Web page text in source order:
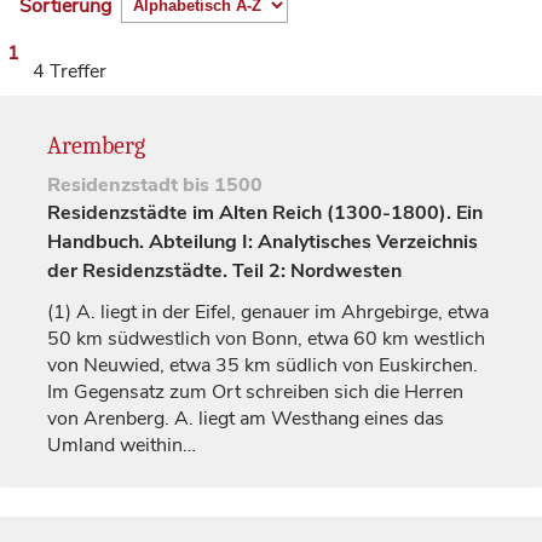
Sortierung
1
4 Treffer
Aremberg
Residenzstadt bis 1500
Residenzstädte im Alten Reich (1300-1800). Ein
Handbuch. Abteilung I: Analytisches Verzeichnis
der Residenzstädte. Teil 2: Nordwesten
(1) A. liegt in der Eifel, genauer im Ahrgebirge, etwa
50 km südwestlich von Bonn, etwa 60 km westlich
von Neuwied, etwa 35 km südlich von Euskirchen.
Im Gegensatz zum Ort schreiben sich die Herren
von Arenberg. A. liegt am Westhang eines das
Umland weithin…